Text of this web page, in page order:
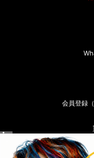
会員登録
マイ